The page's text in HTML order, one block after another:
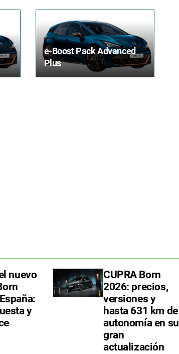
e-Boost Pack Advanced
Plus
nuevo
y
CUPRA Born
2026: precios,
versiones y
hasta 631 km de
autonomía en su
gran
actualización